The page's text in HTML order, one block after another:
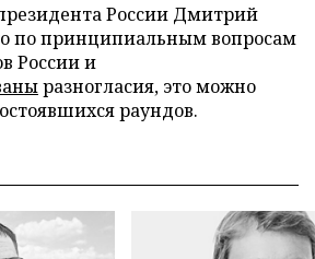
России Дмитрий
по принципиальным вопросам
России и
разногласия, это можно
раундов.